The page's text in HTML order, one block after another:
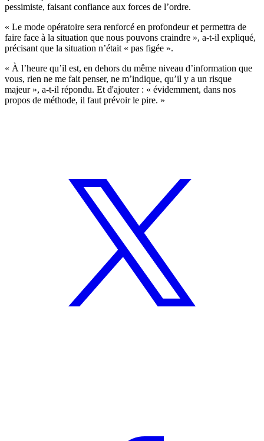
pessimiste, faisant confiance aux forces de l’ordre.
« Le mode opératoire sera renforcé en profondeur et permettra de
faire face à la situation que nous pouvons craindre », a-t-il expliqué,
précisant que la situation n’était « pas figée ».
« À l’heure qu’il est, en dehors du même niveau d’information que
vous, rien ne me fait penser, ne m’indique, qu’il y a un risque
majeur », a-t-il répondu. Et d'ajouter : « évidemment, dans nos
propos de méthode, il faut prévoir le pire. »